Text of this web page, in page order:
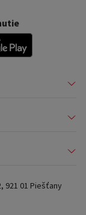
921 01 Piešťany